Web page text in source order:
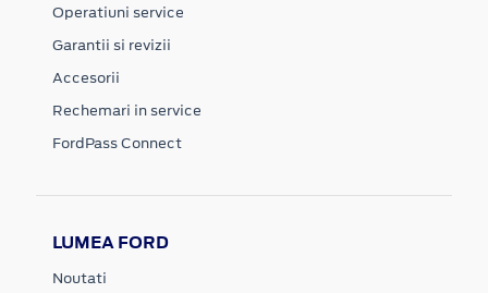
Operatiuni service
Garantii si revizii
Accesorii
Rechemari in service
FordPass Connect
LUMEA FORD
Noutati